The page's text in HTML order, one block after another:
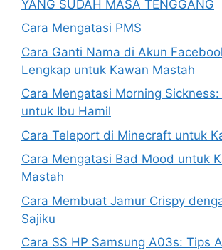
YANG SUDAH MASA TENGGANG
Cara Mengatasi PMS
Cara Ganti Nama di Akun
Lengkap untuk Kawan Mastah
Cara Mengatasi Morning
untuk Ibu Hamil
Cara Teleport di Minecraft untuk
Cara Mengatasi Bad Mood untuk
Mastah
Cara Membuat Jamur Crispy
Sajiku
Cara SS HP Samsung A03s: Tips